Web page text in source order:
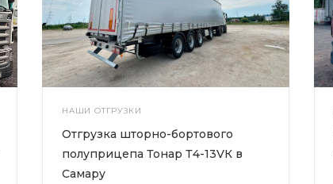
НАШИ ОТГРУЗКИ
Отгрузка шторно-бортового
полуприцепа Тонар Т4-13VК в
Самару